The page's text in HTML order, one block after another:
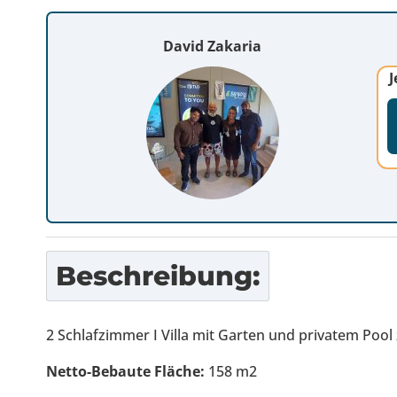
David Zakaria
Beschreibung:
2 Schlafzimmer I Villa mit Garten und privatem
Netto-Bebaute Fläche: 158 m2